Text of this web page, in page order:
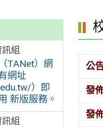
組
TANet）網
網址
）即
新版服務。
組
公
發
發